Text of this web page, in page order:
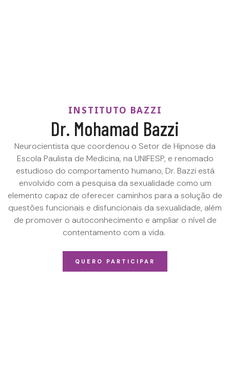
INSTITUTO BAZZI
Dr. Mohamad Bazzi
Neurocientista que coordenou o Setor de Hipnose da
Escola Paulista de Medicina, na UNIFESP, e renomado
estudioso do comportamento humano, Dr. Bazzi está
envolvido com a pesquisa da sexualidade como um
elemento capaz de oferecer caminhos para a solução de
questões funcionais e disfuncionais da sexualidade, além
de promover o autoconhecimento e ampliar o nível de
contentamento com a vida.
QUERO PARTICIPAR